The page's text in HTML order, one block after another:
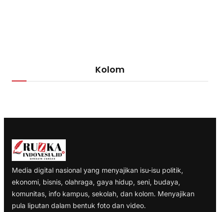
Kolom
Media digital nasional yang menyajikan isu-isu politik,
ekonomi, bisnis, olahraga, gaya hidup, seni, budaya,
komunitas, info kampus, sekolah, dan kolom. Menyajikan
pula liputan dalam bentuk foto dan video.